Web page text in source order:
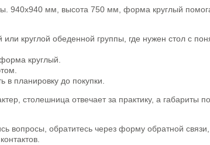
940х940 мм, высота 750 мм, форма круглый
круглой обеденной группы, где нужен стол с
круглый.
планировку до покупки.
столешница отвечает за практику, а габариты
вопросы, обратитесь через форму обратной